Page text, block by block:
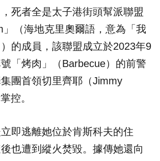
死者全是太子港街頭幫派聯盟
」（海地克里奧爾語，意為「我
的成員，該聯盟成立於2023年9
「烤肉」（Barbecue）的前警
團首領切里齊耶（Jimmy
控。
即逃離她位於肯斯科夫的住
也遭到縱火焚毀。據傳她還向